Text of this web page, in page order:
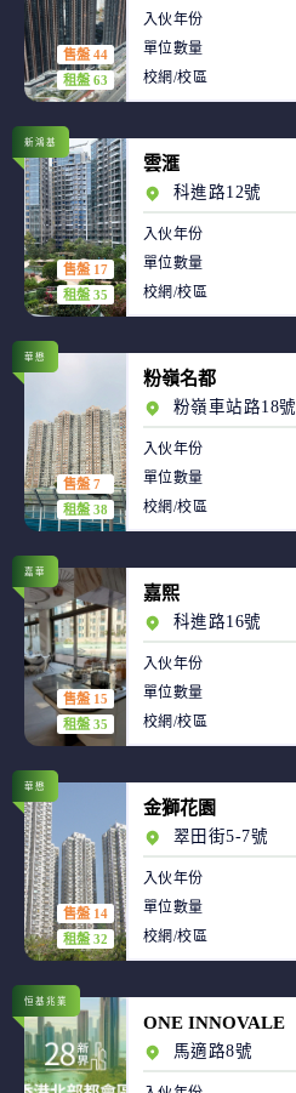
售盤 44
租盤 63
入伙年份
單位數量
校網/校區
售盤 17
租盤 35
新鴻基
雲滙
科進路12號
入伙年份
單位數量
校網/校區
售盤 7
租盤 38
華懋
粉嶺名都
粉嶺車站路18號
入伙年份
單位數量
校網/校區
售盤 15
租盤 35
嘉華
嘉熙
科進路16號
入伙年份
單位數量
校網/校區
售盤 14
租盤 32
華懋
金獅花園
翠田街5-7號
入伙年份
單位數量
校網/校區
恒基兆業
ONE INNOVALE
馬適路8號